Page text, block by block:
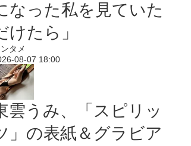
なった私を見ていた
けたら」
タメ
08-07 18:00
雲うみ、「スピリッ
」の表紙＆グラビア